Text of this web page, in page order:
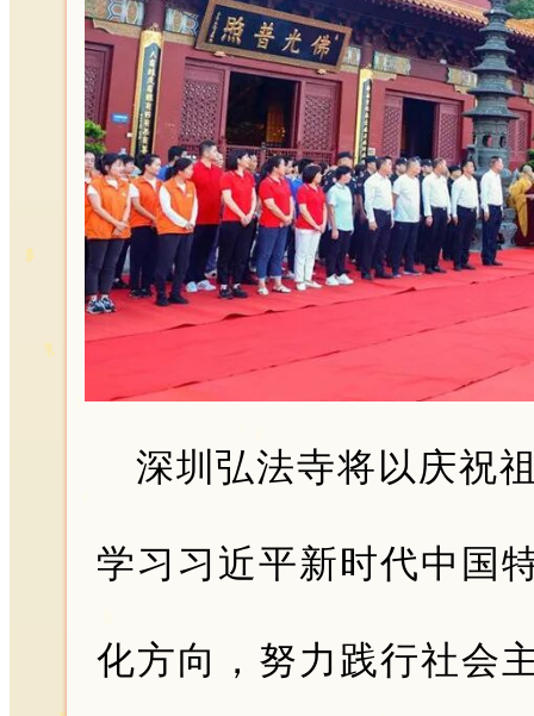
深圳弘法寺将以庆祝
学习习近平新时代中国
化方向，努力践行社会